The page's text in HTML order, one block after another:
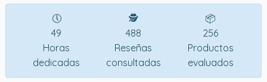
🕔
49
Horas
dedicadas
🕵
488
Reseñas
consultadas
📦
256
Productos
evaluados